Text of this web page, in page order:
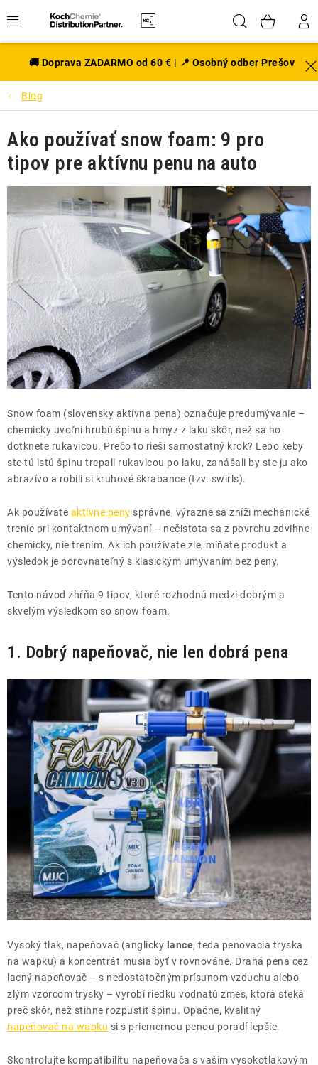
na
Hľadať
EXTERIÉR
DISKY A PNEU
INTERIÉR
PRÍSLUŠENSTVO
VÔNE DO AUTA
VÝHODNÉ SADY
NOVINKY V SORTIMENTE
THE FINISHER
DARČEKOVÉ POUKAZY
ZNAČKY
info@kcshop.sk
+421 918 725 111
Obchodní zástupcovia
Sledovanie zásielky Blog
🚚 Doprava ZADARMO od 60 € | 📍 Osobný odber Prešov
Blog
Ako používať snow foam: 9 pro
tipov pre aktívnu penu na auto
Snow foam (slovensky aktívna pena) označuje predumývanie –
chemicky uvoľní hrubú špinu a hmyz z laku skôr, než sa ho
dotknete rukavicou. Prečo to rieši samostatný krok? Lebo keby
ste tú istú špinu trepali rukavicou po laku, zanášali by ste ju ako
abrazívo a robili si kruhové škrabance (tzv. swirls).
Ak používate aktívne peny správne, výrazne sa zníži mechanické
trenie pri kontaktnom umývaní – nečistota sa z povrchu zdvihne
chemicky, nie trením. Ak ich používate zle, míňate produkt a
výsledok je porovnateľný s klasickým umývaním bez peny.
Tento návod zhŕňa 9 tipov, ktoré rozhodnú medzi dobrým a
skvelým výsledkom so snow foam.
1. Dobrý napeňovač, nie len dobrá pena
Vysoký tlak, napeňovač (anglicky lance, teda penovacia tryska
na wapku) a koncentrát musia byť v rovnováhe. Drahá pena cez
lacný napeňovač – s nedostatočným prísunom vzduchu alebo
zlým vzorcom trysky – vyrobí riedku vodnatú zmes, ktorá steká
preč skôr, než stihne rozpustiť špinu. Opačne, kvalitný
napeňovač na wapku si s priemernou penou poradí lepšie.
Skontrolujte kompatibilitu napeňovača s vaším vysokotlakovým